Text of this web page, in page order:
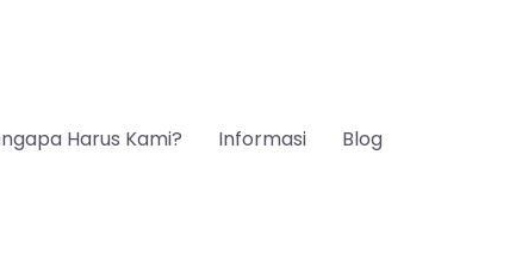
Harus Kami? Informasi Blog